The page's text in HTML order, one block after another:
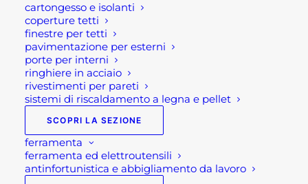
cartongesso e isolanti
coperture tetti
finestre per tetti
pavimentazione per esterni
porte per interni
ringhiere in acciaio
rivestimenti per pareti
sistemi di riscaldamento a legna e pellet
SCOPRI LA SEZIONE
ferramenta
ferramenta ed elettroutensili
antinfortunistica e abbigliamento da lavoro